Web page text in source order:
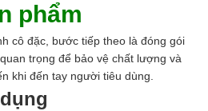
phẩm
cô đặc, bước tiếp theo là đóng gói
trọng để bảo vệ chất lượng và
khi đến tay người tiêu dùng.